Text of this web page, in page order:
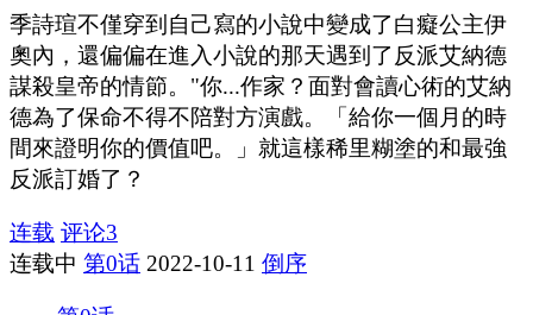
季詩瑄不僅穿到自己寫的小說中變成了白癡公主伊
奧內，還偏偏在進入小說的那天遇到了反派艾納德
謀殺皇帝的情節。"你...作家？面對會讀心術的艾納
德為了保命不得不陪對方演戲。「給你一個月的時
間來證明你的價值吧。」就這樣稀里糊塗的和最強
反派訂婚了？
连载 评论3
连载中 第0话 2022-10-11 倒序